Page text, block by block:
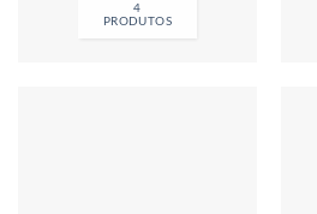
4
PRODUTOS